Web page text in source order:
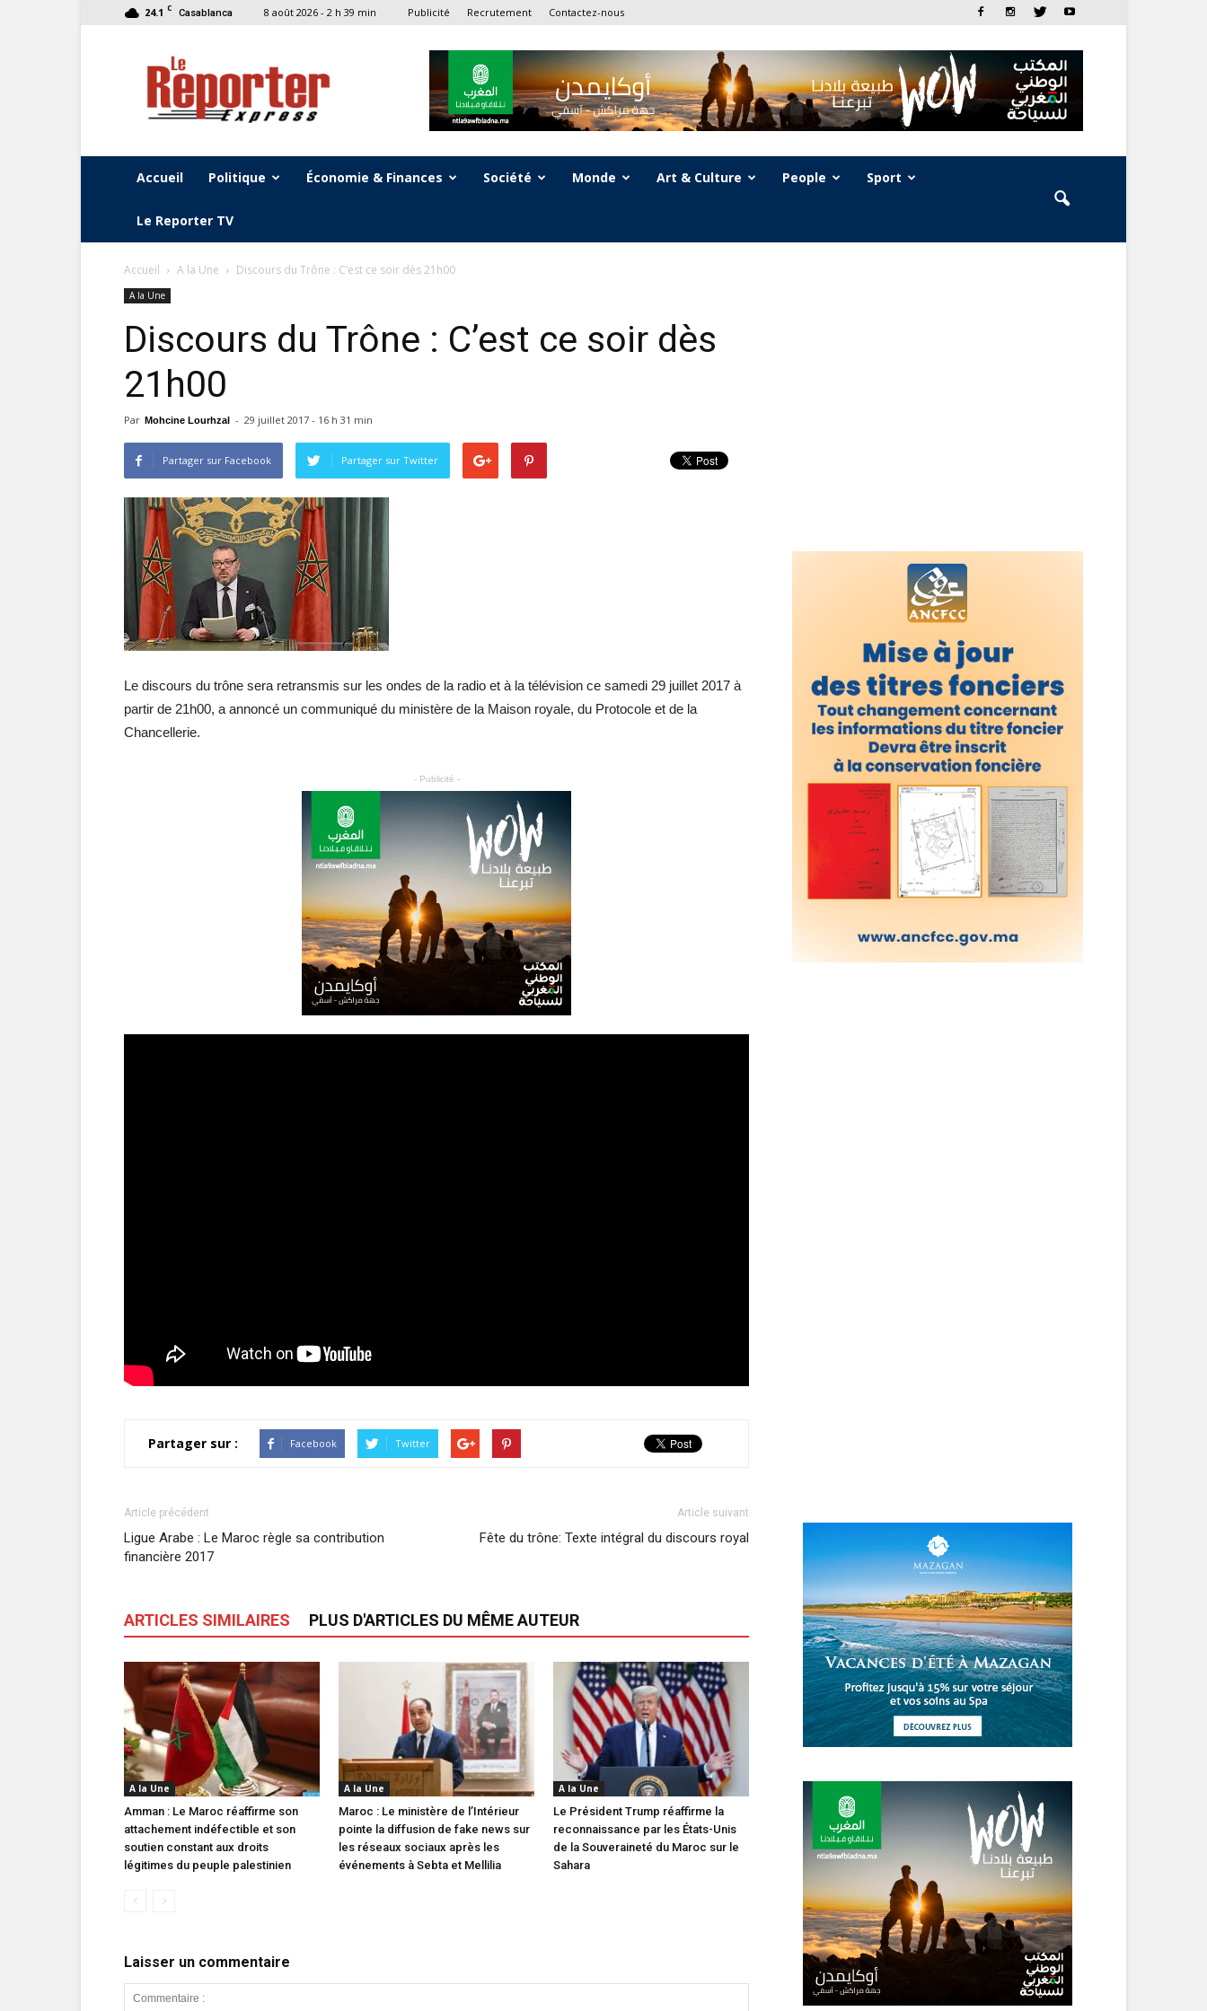
24.1 C Casablanca 8 août 2026 - 2 h 39 min Publicité Recrutement Contactez-nous
Le
Reporter
Express
Accueil Politique Économie & Finances Société Monde Art & Culture People Sport
Le Reporter TV
Accueil A la Une Discours du Trône : C’est ce soir dès 21h00
A la Une
Discours du Trône : C’est ce soir dès
21h00
Par Mohcine Lourhzal - 29 juillet 2017 - 16 h 31 min
Partager sur Facebook Partager sur Twitter
Le discours du trône sera retransmis sur les ondes de la radio et à la télévision ce samedi 29 juillet 2017 à
partir de 21h00, a annoncé un communiqué du ministère de la Maison royale, du Protocole et de la
Chancellerie.
- Publicité -
Partager sur : Facebook Twitter
Article précédent
Ligue Arabe : Le Maroc règle sa contribution
financière 2017
Article suivant
Fête du trône: Texte intégral du discours royal
ARTICLES SIMILAIRES PLUS D'ARTICLES DU MÊME AUTEUR
A la Une
Amman : Le Maroc réaffirme son
attachement indéfectible et son
soutien constant aux droits
légitimes du peuple palestinien
A la Une
Maroc : Le ministère de l’Intérieur
pointe la diffusion de fake news sur
les réseaux sociaux après les
événements à Sebta et Mellilia
A la Une
Le Président Trump réaffirme la
reconnaissance par les États-Unis
de la Souveraineté du Maroc sur le
Sahara
Laisser un commentaire